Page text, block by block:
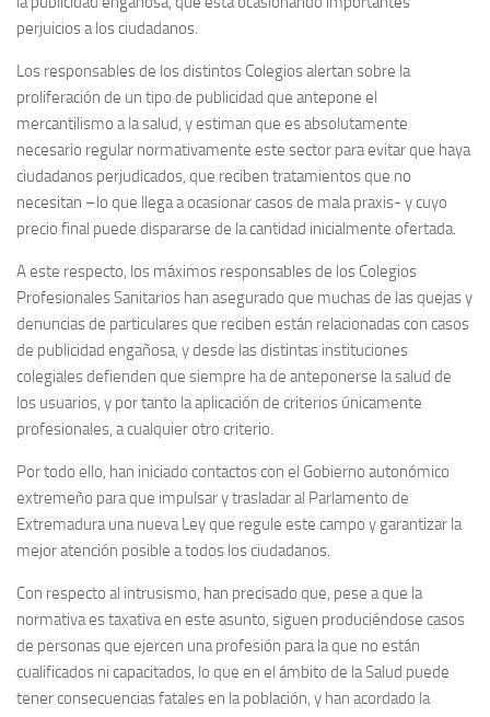
perjuicios a los ciudadanos.
Los responsables de los distintos Colegios alertan sobre la
proliferación de un tipo de publicidad que antepone el
mercantilismo a la salud, y estiman que es absolutamente
necesario regular normativamente este sector para evitar que haya
ciudadanos perjudicados, que reciben tratamientos que no
necesitan –lo que llega a ocasionar casos de mala praxis- y cuyo
precio final puede dispararse de la cantidad inicialmente ofertada.
A este respecto, los máximos responsables de los Colegios
Profesionales Sanitarios han asegurado que muchas de las quejas y
denuncias de particulares que reciben están relacionadas con casos
de publicidad engañosa, y desde las distintas instituciones
colegiales defienden que siempre ha de anteponerse la salud de
los usuarios, y por tanto la aplicación de criterios únicamente
profesionales, a cualquier otro criterio.
Por todo ello, han iniciado contactos con el Gobierno autonómico
extremeño para que impulsar y trasladar al Parlamento de
Extremadura una nueva Ley que regule este campo y garantizar la
mejor atención posible a todos los ciudadanos.
Con respecto al intrusismo, han precisado que, pese a que la
normativa es taxativa en este asunto, siguen produciéndose casos
de personas que ejercen una profesión para la que no están
cualificados ni capacitados, lo que en el ámbito de la Salud puede
tener consecuencias fatales en la población, y han acordado la